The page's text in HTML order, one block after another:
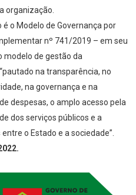
organização.
o Modelo de Governança por
nº 741/2019 – em seu
modelo de gestão da
na transparência, no
na governança e na
despesas, o amplo acesso pela
dos serviços públicos e a
o Estado e a sociedade”.